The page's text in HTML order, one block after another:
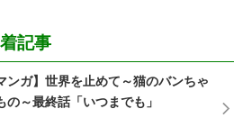
記事
ンガ】世界を止めて～猫のバンちゃ
の～最終話「いつまでも」